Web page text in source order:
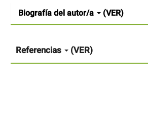
Detalles
del
artículo
Biografía del autor/a (VER)
Referencias (VER)